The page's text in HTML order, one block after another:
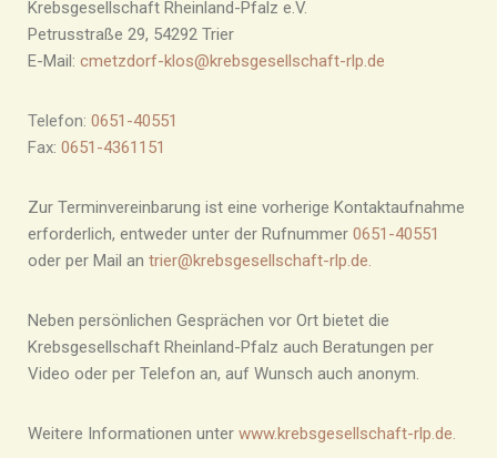
Krebsgesellschaft Rheinland-Pfalz e.V.
Petrusstraße 29, 54292 Trier
E-Mail: cmetzdorf-klos@krebsgesellschaft-rlp.de
Telefon: 0651-40551
Fax: 0651-4361151
Zur Terminvereinbarung ist eine vorherige Kontaktaufnahme
erforderlich, entweder unter der Rufnummer 0651-40551
oder per Mail an trier@krebsgesellschaft-rlp.de.
Neben persönlichen Gesprächen vor Ort bietet die
Krebsgesellschaft Rheinland-Pfalz auch Beratungen per
Video oder per Telefon an, auf Wunsch auch anonym.
Weitere Informationen unter www.krebsgesellschaft-rlp.de.